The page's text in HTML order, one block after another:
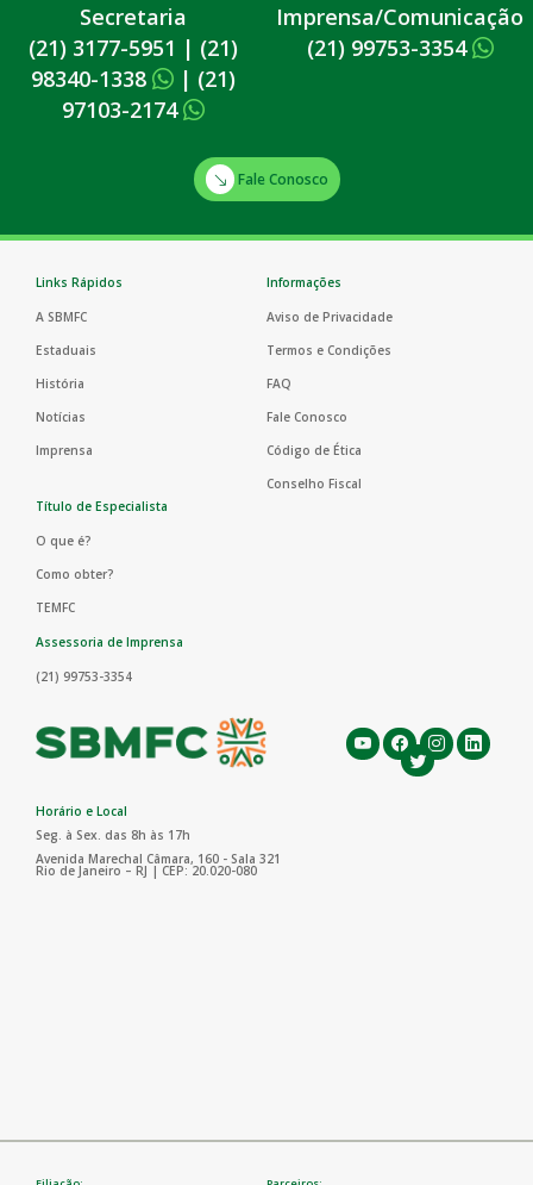
Secretaria
(21) 3177-5951 | (21)
98340-1338
| (21)
97103-2174
Imprensa/Comunicação
(21) 99753-3354
Fale Conosco
Links Rápidos
A SBMFC
Estaduais
História
Notícias
Imprensa
Informações
Aviso de Privacidade
Termos e Condições
FAQ
Fale Conosco
Código de Ética
Conselho Fiscal
Título de Especialista
O que é?
Como obter?
TEMFC
Assessoria de Imprensa
(21) 99753-3354
Horário e Local
Seg. à Sex. das 8h às 17h
Avenida Marechal Câmara, 160 - Sala 321
Rio de Janeiro – RJ | CEP: 20.020-080